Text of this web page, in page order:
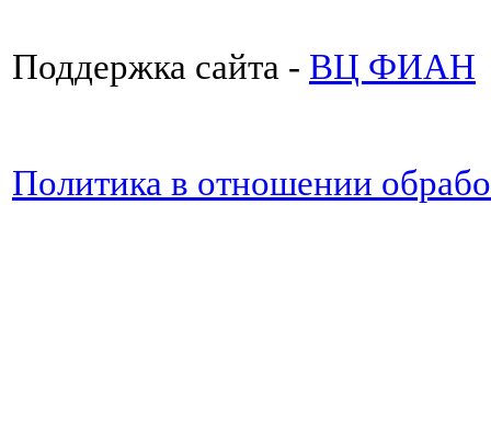
Поддержка сайта - ВЦ ФИАН
Политика в отношении